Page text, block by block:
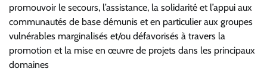
promouvoir le secours, l’assistance, la solidarité et l’appui aux
communautés de base démunis et en particulier aux groupes
vulnérables marginalisés et/ou défavorisés à travers la
promotion et la mise en œuvre de projets dans les principaux
domaines